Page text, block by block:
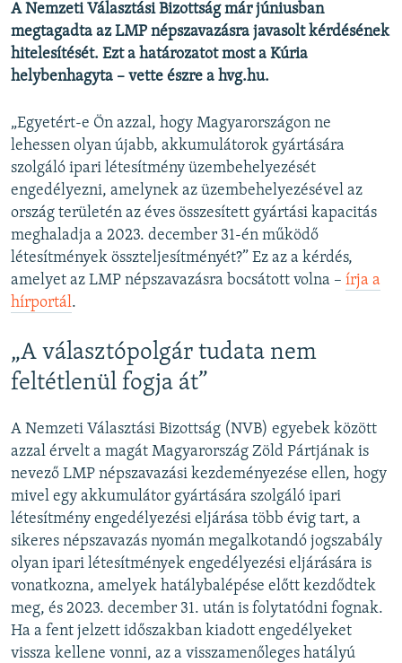
Valamennyi RFE/RL weboldal
A Nemzeti Választási Bizottság már júniusban
megtagadta az LMP népszavazásra javasolt kérdésének
hitelesítését. Ezt a határozatot most a Kúria
helybenhagyta – vette észre a hvg.hu.
„Egyetért-e Ön azzal, hogy Magyarországon ne
lehessen olyan újabb, akkumulátorok gyártására
szolgáló ipari létesítmény üzembehelyezését
engedélyezni, amelynek az üzembehelyezésével az
ország területén az éves összesített gyártási kapacitás
meghaladja a 2023. december 31-én működő
létesítmények összteljesítményét?” Ez az a kérdés,
amelyet az LMP népszavazásra bocsátott volna – írja a
hírportál.
„A választópolgár tudata nem
feltétlenül fogja át”
A Nemzeti Választási Bizottság (NVB) egyebek között
azzal érvelt a magát Magyarország Zöld Pártjának is
nevező LMP népszavazási kezdeményezése ellen, hogy
mivel egy akkumulátor gyártására szolgáló ipari
létesítmény engedélyezési eljárása több évig tart, a
sikeres népszavazás nyomán megalkotandó jogszabály
olyan ipari létesítmények engedélyezési eljárására is
vonatkozna, amelyek hatálybalépése előtt kezdődtek
meg, és 2023. december 31. után is folytatódni fognak.
Ha a fent jelzett időszakban kiadott engedélyeket
vissza kellene vonni, az a visszamenőleges hatályú